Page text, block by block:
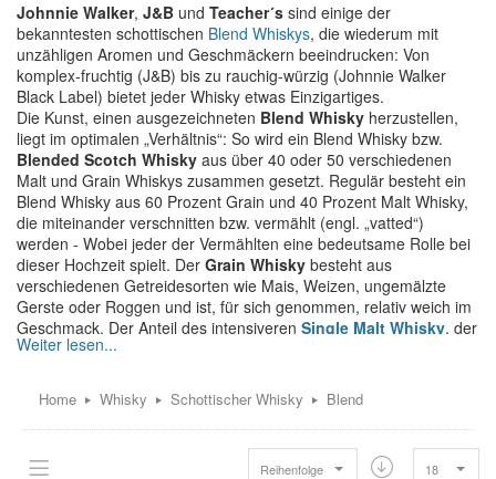
Johnnie Walker, J&B und Teacher´s sind einige der
bekanntesten schottischen Blend Whiskys, die wiederum mit
unzähligen Aromen und Geschmäckern beeindrucken: Von
komplex-fruchtig (J&B) bis zu rauchig-würzig (Johnnie Walker
Black Label) bietet jeder Whisky etwas Einzigartiges.
Die Kunst, einen ausgezeichneten Blend Whisky herzustellen,
liegt im optimalen „Verhältnis“: So wird ein Blend Whisky bzw.
Blended Scotch Whisky aus über 40 oder 50 verschiedenen
Malt und Grain Whiskys zusammen gesetzt. Regulär besteht ein
Blend Whisky aus 60 Prozent Grain und 40 Prozent Malt Whisky,
die miteinander verschnitten bzw. vermählt (engl. „vatted“)
werden - Wobei jeder der Vermählten eine bedeutsame Rolle bei
dieser Hochzeit spielt. Der Grain Whisky besteht aus
verschiedenen Getreidesorten wie Mais, Weizen, ungemälzte
Gerste oder Roggen und ist, für sich genommen, relativ weich im
Geschmack. Der Anteil des intensiveren Single Malt Whisky, der
ausschließlich aus gemälzter Gerste besteht, hat jedoch den
eines Blend Whiskys. Vor allem durch die geschickte Auswahl und
individuelle Zusammenstellung der einzelnen Malt Whiskys
entsteht der wunderbare und einzigartige Charakter, der jeden
einzelnen Blend Whisky auszeichnet.
Home Whisky Schottischer Whisky Blend
18
Reihenfolge